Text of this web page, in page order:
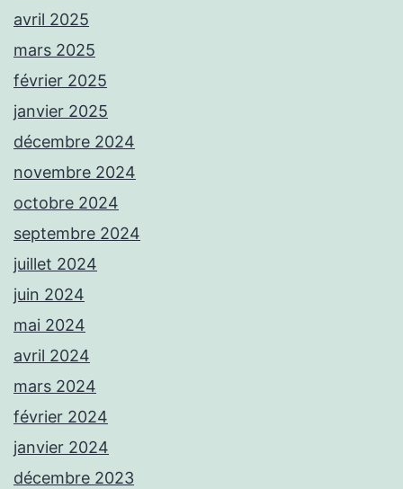
avril 2025
mars 2025
février 2025
janvier 2025
décembre 2024
novembre 2024
octobre 2024
septembre 2024
juillet 2024
juin 2024
mai 2024
avril 2024
mars 2024
février 2024
janvier 2024
décembre 2023